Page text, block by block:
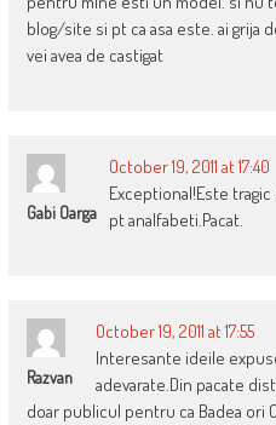
blog/site si pt ca asa este. ai grija
vei avea de castigat
Gabi Oarga
October 19, 2011 at 17:40
Exceptional!Este
pt analfabeti.Pacat.
Razvan
October 19, 2011 at 17:55
Interesante ideile
adevarate.Din pacate
doar publicul pentru ca Badea ori